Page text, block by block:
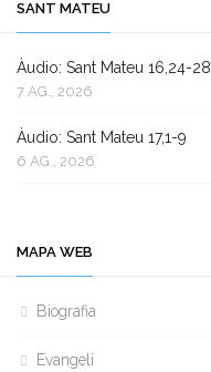
SANT MATEU
Àudio: Sant Mateu 16,24-28
7 AG., 2026
Àudio: Sant Mateu 17,1-9
6 AG., 2026
MAPA WEB
Biografia
Evangeli